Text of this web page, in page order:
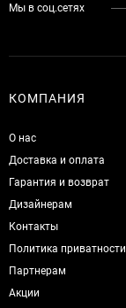
Мы в соц.сетях
КОМПАНИЯ
О нас
Доставка и оплата
Гарантия и возврат
Дизайнерам
Контакты
Политика приватности
Партнерам
Акции